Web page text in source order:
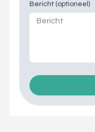
Bericht (optioneel)